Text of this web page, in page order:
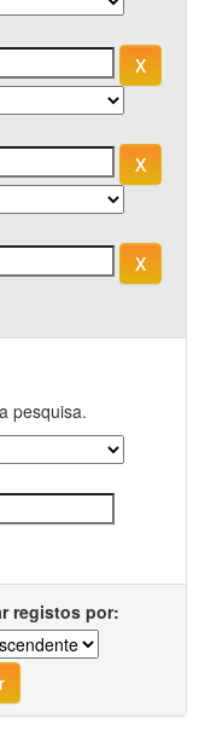
pesquisa.
registos por: